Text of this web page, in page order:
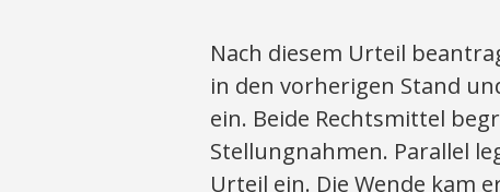
Nach diesem Urteil
in den vorherigen Stand
ein. Beide Rechtsmittel
Stellungnahmen. Parallel
Urteil ein. Die Wende kam